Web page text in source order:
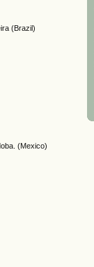
(Brazil)
(Mexico)